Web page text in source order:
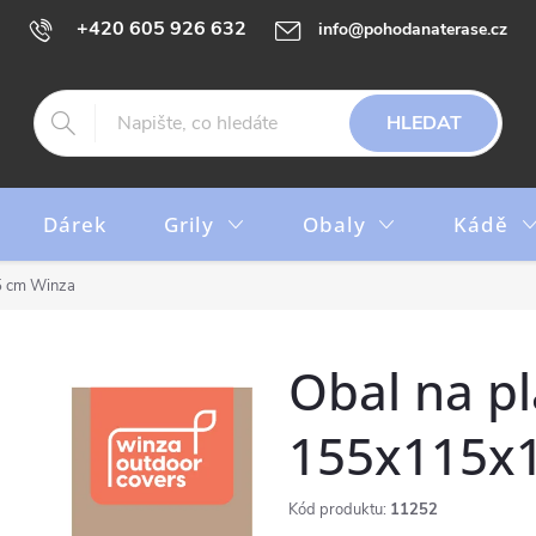
+420 605 926 632 info@pohodanaterase.cz
HLEDAT
Dárek Grily Obaly Kádě
Winza
Obal na
Kód produktu: 11252